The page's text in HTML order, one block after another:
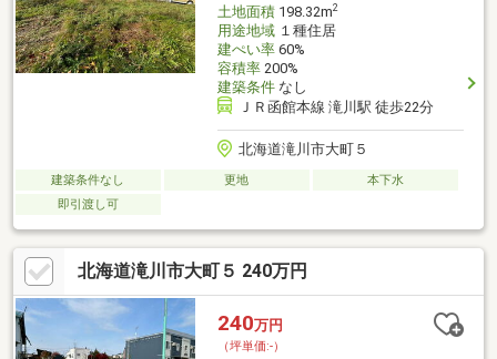
土地面積198.32m2
用途地域１種住居
建ぺい率60%
容積率200%
建築条件なし
ＪＲ函館本線 滝川駅 徒歩22分
北海道滝川市大町５
建築条件なし 更地
本下水
即引渡し可
北海道滝川市大町５ 240万円
240万円
（坪単価:-）